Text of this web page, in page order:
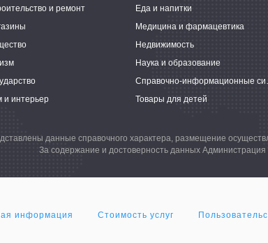
и ремонт Еда и напитки
Медицина и фармацевтика
Недвижимость
Наука и образование
и интерьер Товары для детей
данные справочного характера, размещение
За содержание и достоверность данных Администрация
информация Стоимость услуг